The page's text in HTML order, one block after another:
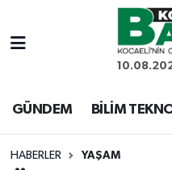
GÜNDEM BİLİM
HABERLER YAŞAM
Kocaeli Nöbetçi
Kocaeli Hava